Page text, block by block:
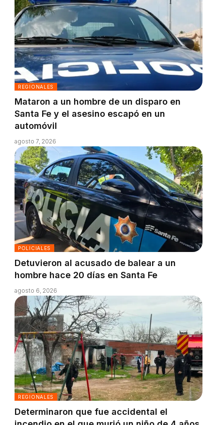
REGIONALES
Mataron a un hombre de un disparo en
Santa Fe y el asesino escapó en un
automóvil
agosto 7, 2026
POLICIALES
Detuvieron al acusado de balear a un
hombre hace 20 días en Santa Fe
agosto 6, 2026
REGIONALES
Determinaron que fue accidental el